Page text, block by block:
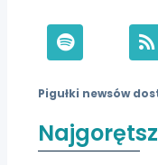
Pigułki newsów